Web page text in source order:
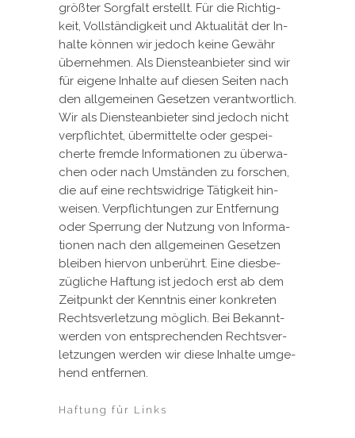
größ­ter Sorg­falt er­stellt. Für die Rich­tig­
keit, Voll­stän­dig­keit und Ak­tua­li­tät der In­
hal­te kön­nen wir je­doch kei­ne Ge­währ
über­neh­men. Als Diens­te­an­bie­ter sind wir
für ei­ge­ne In­hal­te auf die­sen Sei­ten nach
den all­ge­mei­nen Ge­set­zen ver­ant­wort­lich.
Wir als Diens­te­an­bie­ter sind je­doch nicht
ver­pflich­tet, über­mit­tel­te oder ge­spei­
cher­te frem­de In­for­ma­tio­nen zu über­wa­
chen oder nach Um­stän­den zu for­schen,
die auf ei­ne rechts­wid­ri­ge Tä­tig­keit hin­
wei­sen. Ver­pflich­tun­gen zur Ent­fer­nung
oder Sper­rung der Nut­zung von In­for­ma­
tio­nen nach den all­ge­mei­nen Ge­set­zen
blei­ben hier­von un­be­rührt. Ei­ne dies­be­
züg­li­che Haf­tung ist je­doch erst ab dem
Zeit­punkt der Kennt­nis ei­ner kon­kre­ten
Rechts­ver­let­zung mög­lich. Bei Be­kannt­
wer­den von ent­spre­chen­den Rechts­ver­
let­zun­gen wer­den wir die­se In­hal­te um­ge­
hend ent­fer­nen.
Haftung für Links